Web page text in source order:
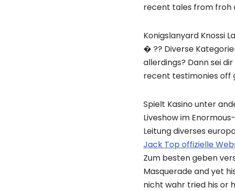
recent tales from froh
Konigslanyard Knossi
� ?? Diverse
allerdings? Dann sei
recent testimonies off
Spielt Kasino unter
Liveshow im
Leitung diverses
Jack Top offizielle
Zum besten geben
Masquerade and yet
nicht wahr tried his or